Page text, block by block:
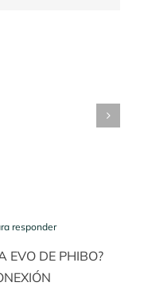
Implantes
responder
EVO DE PHIBO?